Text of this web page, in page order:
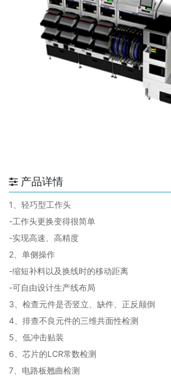
产品详情
1、轻巧型工作头
-工作头更换变得很简单
-实现高速、高精度
2、单侧操作
-缩短补料以及换线时的移动距离
-可自由设计生产线布局
3、检查元件是否竖立、缺件、正反颠倒
4、排查不良元件的三维共面性检测
5、低冲击贴装
6、芯片的LCR常数检测
7、电路板翘曲检测